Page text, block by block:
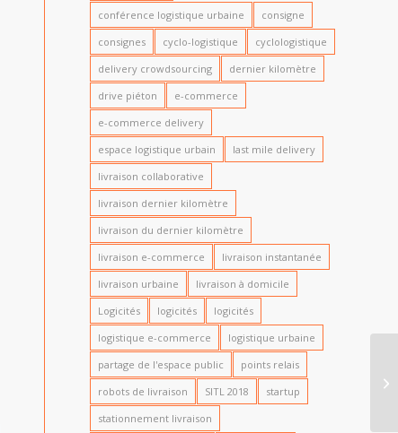
conférence logistique urbaine
consigne
consignes
cyclo-logistique
cyclologistique
delivery crowdsourcing
dernier kilomètre
drive piéton
e-commerce
e-commerce delivery
espace logistique urbain
last mile delivery
livraison collaborative
livraison dernier kilomètre
livraison du dernier kilomètre
livraison e-commerce
livraison instantanée
livraison urbaine
livraison à domicile
Logicités
logicités
logicités
logistique e-commerce
logistique urbaine
partage de l'espace public
points relais
robots de livraison
SITL 2018
startup
stationnement livraison